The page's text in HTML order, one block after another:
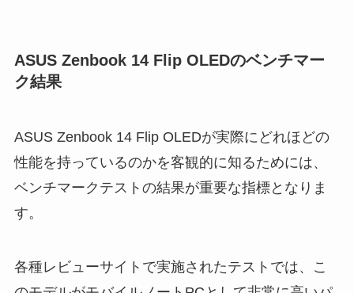
ASUS Zenbook 14 Flip OLEDのベンチマー
ク結果
ASUS Zenbook 14 Flip OLEDが実際にどれほどの
性能を持っているのかを客観的に知るためには、
ベンチマークテストの結果が重要な指標となりま
す。
各種レビューサイトで実施されたテストでは、こ